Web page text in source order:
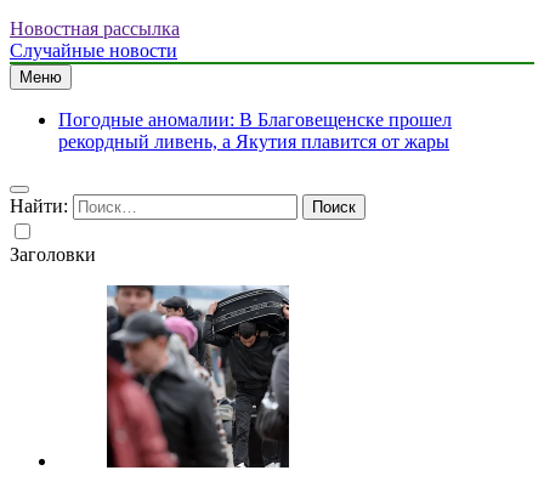
Новостная рассылка
Случайные новости
Меню
Погодные аномалии: В Благовещенске прошел
рекордный ливень, а Якутия плавится от жары
Найти:
Заголовки